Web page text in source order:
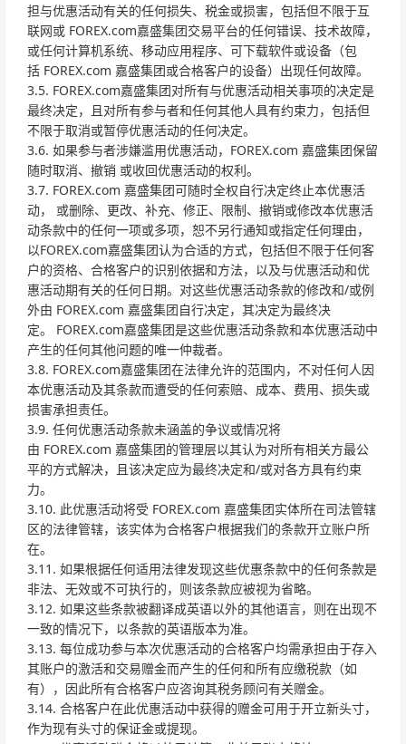
担与优惠活动有关的任何损失、税金或损害，包括但不限于互
联网或 FOREX.com嘉盛集团交易平台的任何错误、技术故障，
或任何计算机系统、移动应用程序、可下载软件或设备（包
括 FOREX.com 嘉盛集团或合格客户的设备）出现任何故障。
3.5. FOREX.com嘉盛集团对所有与优惠活动相关事项的决定是
最终决定，且对所有参与者和任何其他人具有约束力，包括但
不限于取消或暂停优惠活动的任何决定。
3.6. 如果参与者涉嫌滥用优惠活动，FOREX.com 嘉盛集团保留
随时取消、撤销 或收回优惠活动的权利。
3.7. FOREX.com 嘉盛集团可随时全权自行决定终止本优惠活
动， 或删除、更改、补充、修正、限制、撤销或修改本优惠活
动条款中的任何一项或多项，恕不另行通知或指定任何理由，
以FOREX.com嘉盛集团认为合适的方式，包括但不限于任何客
户的资格、合格客户的识别依据和方法，以及与优惠活动和优
惠活动期有关的任何日期。对这些优惠活动条款的修改和/或例
外由 FOREX.com 嘉盛集团自行决定，其决定为最终决
定。 FOREX.com嘉盛集团是这些优惠活动条款和本优惠活动中
产生的任何其他问题的唯一仲裁者。
3.8. FOREX.com嘉盛集团在法律允许的范围内，不对任何人因
本优惠活动及其条款而遭受的任何索赔、成本、费用、损失或
损害承担责任。
3.9. 任何优惠活动条款未涵盖的争议或情况将
由 FOREX.com 嘉盛集团的管理层以其认为对所有相关方最公
平的方式解决，且该决定应为最终决定和/或对各方具有约束
力。
3.10. 此优惠活动将受 FOREX.com 嘉盛集团实体所在司法管辖
区的法律管辖，该实体为合格客户根据我们的条款开立账户所
在。
3.11. 如果根据任何适用法律发现这些优惠条款中的任何条款是
非法、无效或不可执行的，则该条款应被视为省略。
3.12. 如果这些条款被翻译成英语以外的其他语言，则在出现不
一致的情况下，以条款的英语版本为准。
3.13. 每位成功参与本次优惠活动的合格客户均需承担由于存入
其账户的激活和交易赠金而产生的任何和所有应缴税款（如
有），因此所有合格客户应咨询其税务顾问有关赠金。
3.14. 合格客户在此优惠活动中获得的赠金可用于开立新头寸，
作为现有头寸的保证金或提现。